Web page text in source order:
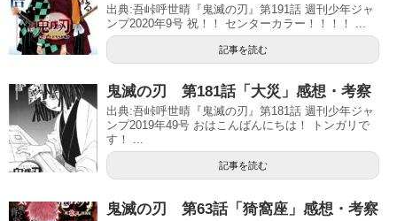
出典:吾峠呼世晴『鬼滅の刃』第191話 週刊少年ジャ
ンプ2020年9号 祝！！ センターカラー！！！！ ...
記事を読む
鬼滅の刃 第181話「大災」感想・考察
出典:吾峠呼世晴『鬼滅の刃』第181話 週刊少年ジャ
ンプ2019年49号 おはこんばんにちは！ トンガリで
す！ ...
記事を読む
鬼滅の刃 第63話「猗窩座」感想・考察